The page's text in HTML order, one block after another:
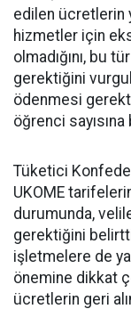
edilen ücretlerin
hizmetler için
olmadığını, bu
gerektiğini
ödenmesi
öğrenci
Tüketici
UKOME
durumunda,
gerektiğini
işletmelere de
önemine dikkat
ücretlerin geri